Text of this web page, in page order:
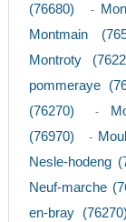
(76680)
-
Montmain
Montroty
pommeraye
(76270)
-
(76970)
-
Nesle-hodeng
Neuf-marche
en-bray (76270)